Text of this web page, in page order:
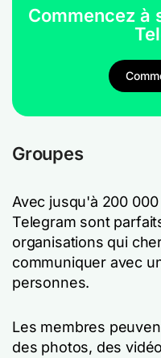
Commencez à
Groupes
Avec jusqu'à 200
Telegram sont
organisations qui
communiquer avec
personnes.
Les membres
des photos, des